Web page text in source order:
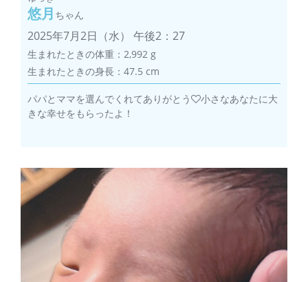
悠月 ちゃん
2025年7月2日（水） 午後2：27
生まれたときの体重：2,992 g
生まれたときの身長：47.5 cm
パパとママを選んでくれてありがとう
小さなあなたに大
きな幸せをもらったよ！